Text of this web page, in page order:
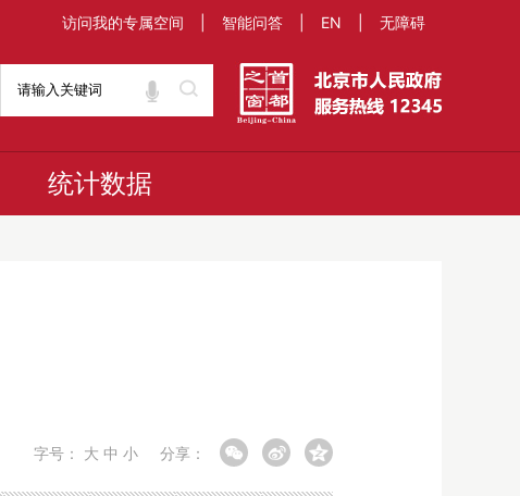
访问我的专属空间 智能问答 EN 无障碍
统计数据
字号： 大 中 小 分享：